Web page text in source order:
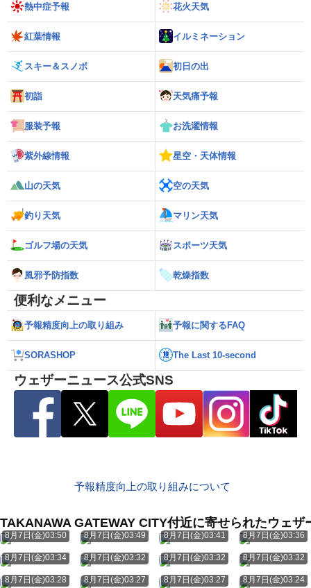
熱中症予報 花火天気
紅葉情報 イルミネーション
スキー＆スノボ 初日の出
初詣 天気痛予報
服装予報 お洗濯情報
紫外線情報 星空・天体情報
山の天気 空の天気
釣り天気 マリン天気
ゴルフ場の天気 スポーツ天気
風邪予防指数 乾燥指数
便利なメニュー
予報精度向上の取り組み 予報に関するFAQ
SORASHOP The Last 10-second
ウェザーニュース公式SNS
予報精度向上の取り組みについて
TAKANAWA GATEWAY CITY付近に寄せられたウェザ
8月7日(金)03:50 8月7日(金)03:49 8月7日(金)03:41 8月7日(金)03:36
8月7日(金)03:34 8月7日(金)03:32 8月7日(金)03:32 8月7日(金)03:32
8月7日(金)03:28 8月7日(金)03:27 8月7日(金)03:27 8月7日(金)03:24